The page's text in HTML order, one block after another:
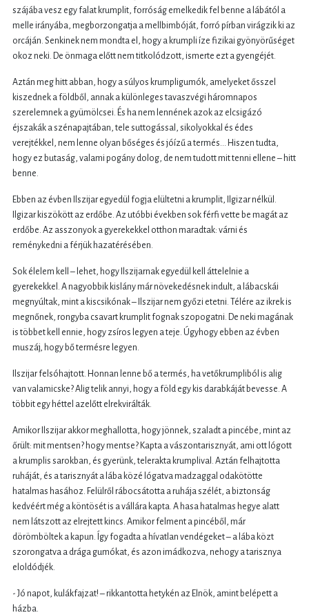
szájába vesz egy falat krumplit, forróság emelkedik fel benne a lábától a
melle irányába, megborzongatja a mellbimbóját, forró pírban virágzik ki az
orcáján. Senkinek nem mondta el, hogy a krumpli íze fizikai gyönyörűséget
okoz neki. De önmaga előtt nem titkolódzott, ismerte ezt a gyengéjét.
Aztán meg hitt abban, hogy a súlyos krumpligumók, amelyeket ősszel
kiszednek a földből, annak a különleges tavaszvégi háromnapos
szerelemnek a gyümölcsei. És ha nem lennének azok az elcsigázó
éjszakák a szénapajtában, tele suttogással, sikolyokkal és édes
verejtékkel, nem lenne olyan bőséges és jóízű a termés… Hiszen tudta,
hogy ez butaság, valami pogány dolog, de nem tudott mit tenni ellene – hitt
benne.
Ebben az évben Ilszijar egyedül fogja elültetni a krumplit, Ilgizar nélkül.
Ilgizar kiszökött az erdőbe. Az utóbbi években sok férfi vette be magát az
erdőbe. Az asszonyok a gyerekekkel otthon maradtak: várni és
reménykedni a férjük hazatérésében.
Sok élelem kell – lehet, hogy Ilszijarnak egyedül kell áttelelnie a
gyerekekkel. A nagyobbik kislány már növekedésnek indult, a lábacskái
megnyúltak, mint a kiscsikónak – Ilszijar nem győzi etetni. Télére az ikrek is
megnőnek, rongyba csavart krumplit fognak szopogatni. De neki magának
is többet kell ennie, hogy zsíros legyen a teje. Úgyhogy ebben az évben
muszáj, hogy bő termésre legyen.
Ilszijar felsóhajtott. Honnan lenne bő a termés, ha vetőkrumpliból is alig
van valamicske? Alig telik annyi, hogy a föld egy kis darabkáját bevesse. A
többit egy héttel azelőtt elrekvirálták.
Amikor Ilszijar akkor meghallotta, hogy jönnek, szaladt a pincébe, mint az
őrült: mit mentsen? hogy mentse? Kapta a vászontarisznyát, ami ott lógott
a krumplis sarokban, és gyerünk, telerakta krumplival. Aztán felhajtotta
ruháját, és a tarisznyát a lába közé lógatva madzaggal odakötötte
hatalmas hasához. Felülről rábocsátotta a ruhája szélét, a biztonság
kedvéért még a köntösét is a vállára kapta. A hasa hatalmas hegye alatt
nem látszott az elrejtett kincs. Amikor felment a pincéből, már
dörömböltek a kapun. Így fogadta a hívatlan vendégeket – a lába közt
szorongatva a drága gumókat, és azon imádkozva, nehogy a tarisznya
eloldódjék.
- Jó napot, kulákfajzat! – rikkantotta hetykén az Elnök, amint belépett a
házba.